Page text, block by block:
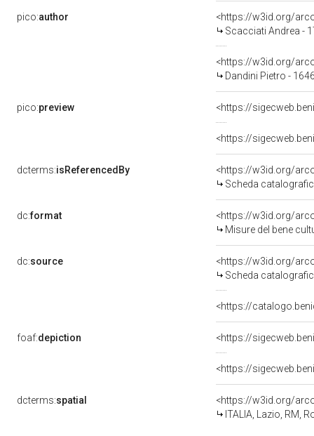
pico:author
<https://w3id.org/
Scacciati Andrea -
<https://w3id.org/
Dandini Pietro -
pico:preview <https://
<https://
dcterms:isReferencedBy
<https://w3id.org/
Scheda
dc:format
<https://w3id.org/
Misure del bene
dc:source
<https://w3id.org/
Scheda
<https://
foaf:depiction <https://
<https://
dcterms:spatial
<https://w3id.org/
ITALIA, Lazio, RM,